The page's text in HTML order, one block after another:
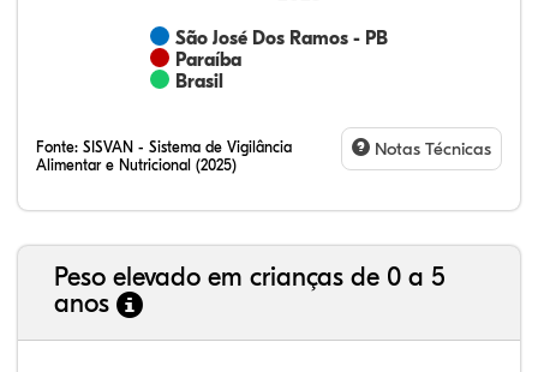
São José Dos Ramos - PB
Paraíba
Brasil
Fonte: SISVAN - Sistema de Vigilância
Alimentar e Nutricional (2025)
Notas Técnicas
Peso elevado em crianças de 0 a 5
anos
10,43%
2,67%
0,26%
79,61%
1,66%
5,37%
21,99%
7,16%
0,36%
66,18%
2,81%
1,50%